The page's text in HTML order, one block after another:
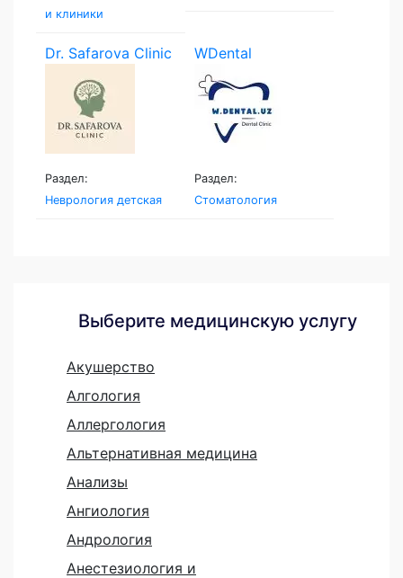
и клиники
Dr. Safarova Clinic
Раздел:
Неврология детская
WDental
Раздел:
Стоматология
Выберите медицинскую услугу
Акушерство
Алгология
Аллергология
Альтернативная медицина
Анализы
Ангиология
Андрология
Анестезиология и